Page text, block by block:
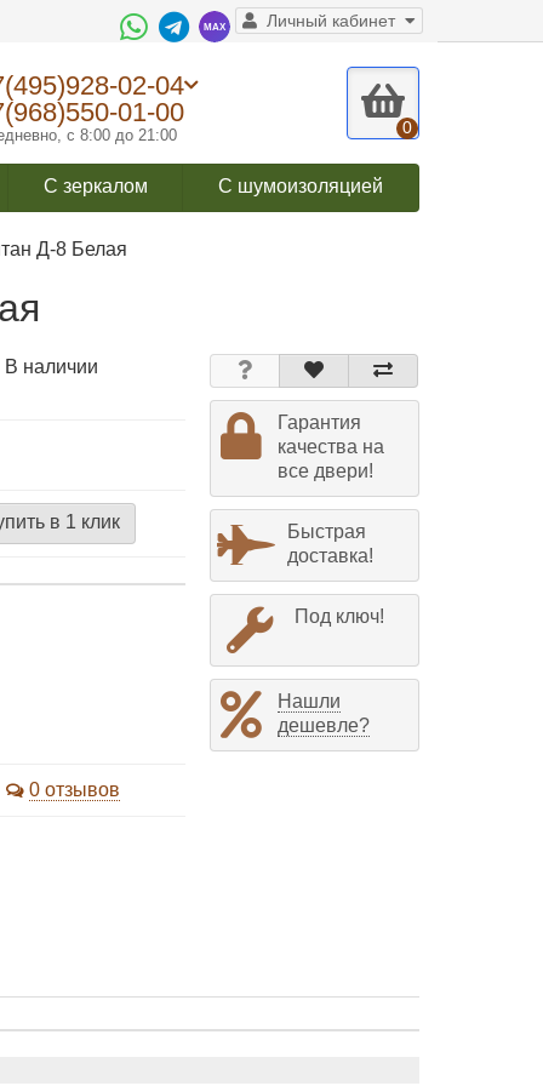
Личный кабинет
02-04
01-00
с 8:00 до 21:00 0
С зеркалом С шумоизоляцией
Д-8 Белая
В наличии
в 1 клик
0 отзывов
Гарантия
качества на
все двери!
Быстрая
доставка!
Под ключ!
Нашли
дешевле?